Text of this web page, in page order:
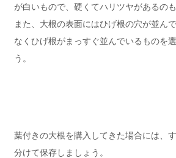
が白いもので、硬くてハリツヤがあるのも
また、大根の表面にはひげ根の穴が並ん
なくひげ根がまっすぐ並んでいるものを
う。
葉付きの大根を購入してきた場合には、
分けて保存しましょう。